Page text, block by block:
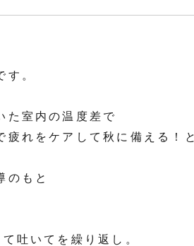
。
た室内の温度差で
れをケアして秋に備える！
のもと
吐いてを繰り返し。